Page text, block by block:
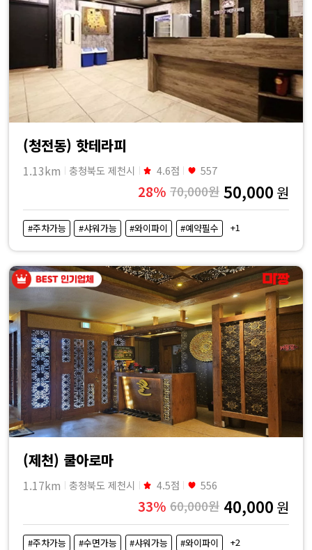
(청전동) 핫테라피
1.13km 충청북도 제천시 4.6점 557
28% 70,000원 50,000 원
#주차가능 #샤워가능 #와이파이 #예약필수 +1
(제천) 쿨아로마
1.17km 충청북도 제천시 4.5점 556
33% 60,000원 40,000 원
#주차가능 #수면가능 #샤워가능 #와이파이 +2